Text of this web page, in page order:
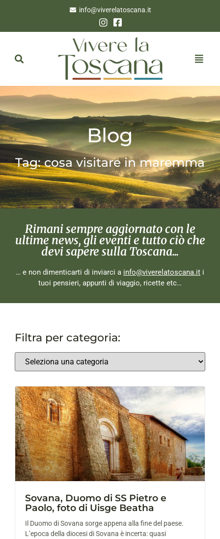
info@viverelatoscana.it
Blog
Tag: cosa visitare in maremma
Rimani sempre aggiornato con le
ultime news, gli eventi e tutto ciò che
devi sapere sulla Toscana...
… e non dimenticarti di inviarci a info@viverelatoscana.it i
tuoi pensieri, appunti di viaggio, ricette etc…
Filtra per categoria:
Sovana, Duomo di SS Pietro e
Paolo, foto di Uisge Beatha
Il Duomo di Sovana sorge appena alla fine del paese.
L’epoca della diocesi di Sovana è incerta: quasi